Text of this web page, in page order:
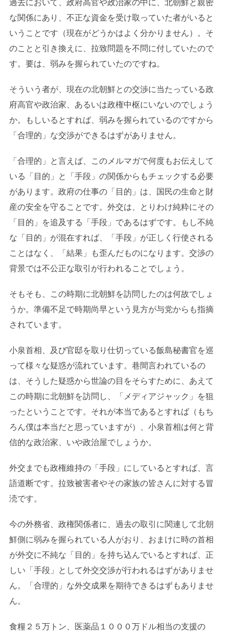
過去において、政府高官や政治家の中に、北朝鮮と親密
な関係にあり、不正な資金を受け取っていた者がいると
いうことです（現在がどうかはよく分かりません）。そ
のことと引き換えに、拉致問題を不問に付していたので
す。要は、弱みを握られていたのですね。
そういう者が、現在の北朝鮮との交渉に当たっている政
府高官や政治家、あるいは政権中枢にいないのでしょう
か。もしいるとすれば、弱みを握られているのですから
「合理的」な交渉ができるはずがありません。
「合理的」と言えば、このメルマガで何度もお伝えして
いる「目的」と「手段」の関係からもチェックする必要
があります。政府の仕事の「目的」は、国民の生命と財
産の安全を守ることです。外交は、とりわけ純粋にその
「目的」を追及する「手段」であるはずです。もし不純
な「目的」が混在すれば、「手段」が正しく行使される
ことはなく、「結果」も歪んだものになります。交渉の
背景では不公正な取引が行われることでしょう。
そもそも、この時期に北朝鮮を訪問したのは何故でしょ
うか。準備不足で時期尚早という見方が与党からも指摘
されています。
小泉首相、及び官邸を取り仕切っている飯島秘書官を巡
って様々な疑惑が流れています。巷間言われているの
は、そうした疑惑から世論の目をそらすために、あえて
この時期に北朝鮮を訪問し、「メディアジャック」を狙
ったということです。それが本当であるとすれば（もち
ろん僕は本当だと思っていますが）、小泉首相は何と背
信的な政治家、いや政治屋でしょうか。
外交までも政権維持の「手段」にしているとすれば、言
語道断です。拉致被害者やその家族の皆さんに対する冒
涜です。
今の外務省、政権関係者に、過去の取引に関連して北朝
鮮側に弱みを握られている人がおり、おまけに時の首相
が外交に不純な「目的」を持ち込んでいるとすれば、正
しい「手段」として外交交渉が行われるはずがありませ
ん。「合理的」な外交成果を期待できるはずもありませ
ん。
食糧２５万トン、医薬品１０００万ドル相当の支援の